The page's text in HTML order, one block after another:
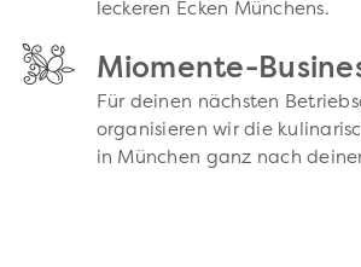
leckeren Ecken Münchens.
Miomente-
Für deinen nächsten
organisieren wir die
in München ganz nach